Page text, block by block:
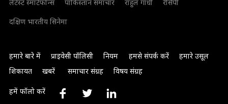
लेटेस्ट स्मार्टफोन्स
पाकिस्तान समाचार राहुल गांधी
रेसिपी
दक्षिण भारतीय सिनेमा
हमारे बारे में प्राइवेसी पॉलिसी नियम हमसे संपर्क करें
हमारे उसूल
शिकायत
खबरें समाचार संग्रह विषय संग्रह
हमें फॉलो करें